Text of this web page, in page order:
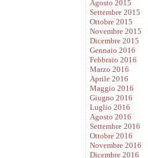
Agosto 2015
Settembre 2015
Ottobre 2015
Novembre 2015
Dicembre 2015
Gennaio 2016
Febbraio 2016
Marzo 2016
Aprile 2016
Maggio 2016
Giugno 2016
Luglio 2016
Agosto 2016
Settembre 2016
Ottobre 2016
Novembre 2016
Dicembre 2016